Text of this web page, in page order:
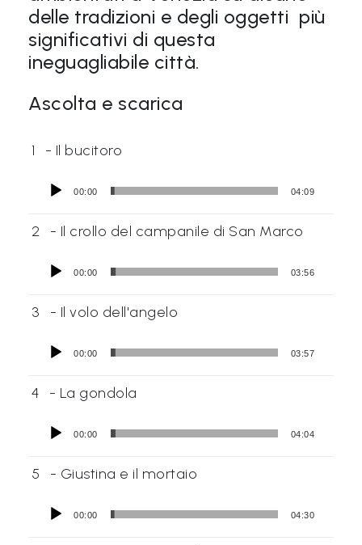
delle tradizioni e degli oggetti più
significativi di questa
ineguagliabile città.
Ascolta e scarica
1 - Il bucitoro
00:00 04:09
2 - Il crollo del campanile di San Marco
00:00 03:56
3 - Il volo dell'angelo
00:00 03:57
4 - La gondola
00:00 04:04
5 - Giustina e il mortaio
00:00 04:30